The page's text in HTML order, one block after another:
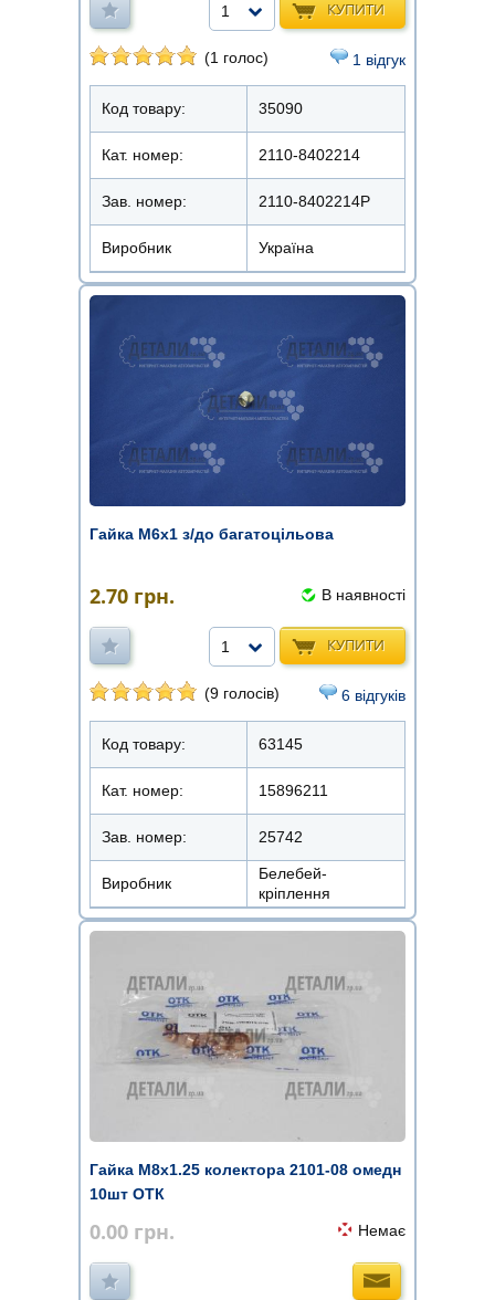
КУПИТИ
1
(1 голос) 1 відгук
Код товару: 35090
Кат. номер: 2110-8402214
Зав. номер: 2110-8402214Р
Виробник Україна
Гайка М6х1 з/до багатоцільова
2.70 грн. В наявності
КУПИТИ
1
(9 голосів) 6 відгуків
Код товару: 63145
Кат. номер: 15896211
Зав. номер: 25742
Виробник
Белебей-
кріплення
Гайка М8х1.25 колектора 2101-08 омедн
10шт ОТК
0.00 грн. Немає